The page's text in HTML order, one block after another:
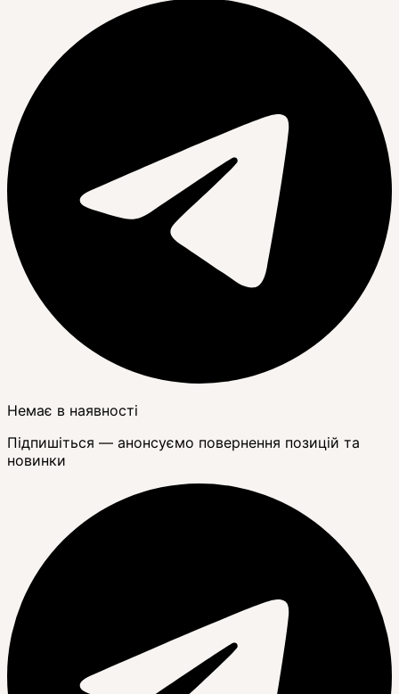
Немає в наявності
Підпишіться — анонсуємо повернення позицій та
новинки